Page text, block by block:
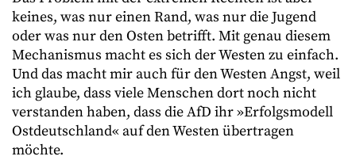
keines, was nur einen Rand, was nur die Jugend
oder was nur den Osten betrifft. Mit genau diesem
Mechanismus macht es sich der Westen zu einfach.
Und das macht mir auch für den Westen Angst, weil
ich glaube, dass viele Menschen dort noch nicht
verstanden haben, dass die AfD ihr »Erfolgsmodell
Ostdeutschland« auf den Westen übertragen
möchte.